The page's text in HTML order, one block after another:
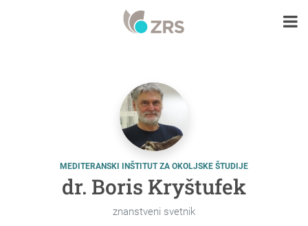
MEDITERANSKI INŠTITUT ZA OKOLJSKE ŠTUDIJE
dr. Boris Kryštufek
znanstveni svetnik